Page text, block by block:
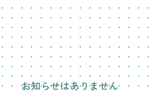
お知らせはありません